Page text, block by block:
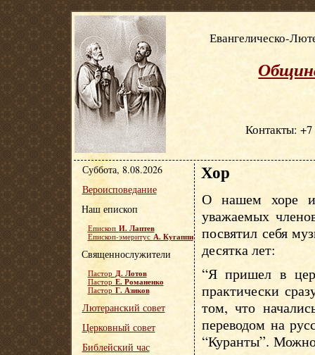
Евангелическо-
Контакты: +7
Хор
О нашем хоре и
уважаемых
посвятил себя
десятка лет:
“Я пришел в
практически
том, что
переводом на
“Куранты”.
Суббота, 8.08.2026
Вероисповедание
Наш епископ
Епископ И. Лаптев
Епископ-эмеритус А. Кугаппи
Священнослужители
Пастор Д. Лотов
Пастор Е. Романенко
Пастор Г. Азиков
Лютеранский совет
Церковный совет
Библейский час